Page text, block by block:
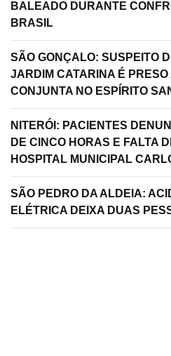
BALEADO DURANTE
BRASIL
SÃO GONÇALO: SUSPEITO
JARDIM CATARINA É
CONJUNTA NO ESPÍRITO
NITERÓI: PACIENTES
DE CINCO HORAS E FALTA
HOSPITAL MUNICIPAL
SÃO PEDRO DA ALDEIA:
ELÉTRICA DEIXA DUAS